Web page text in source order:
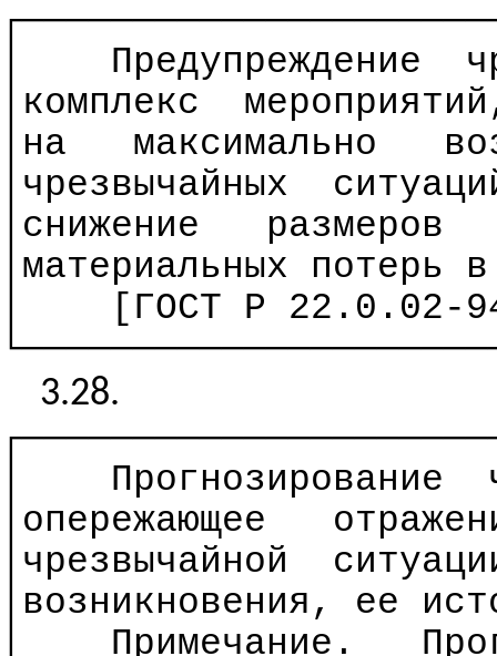
Предупреждение
│комплекс
│на
максимально
│чрезвычайных
│снижение
размеров
│материальных потерь
[ГОСТ Р 22.0.02-
3.28.
Прогнозирование
│опережающее
│чрезвычайной
│возникновения, ее
Примечание.